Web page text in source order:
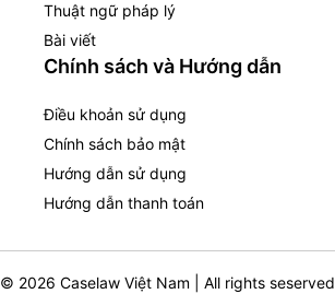
Thuật ngữ pháp lý
Bài viết
Chính sách và Hướng dẫn
Điều khoản sử dụng
Chính sách bảo mật
Hướng dẫn sử dụng
Hướng dẫn thanh toán
© 2026 Caselaw Việt Nam | All rights seserved